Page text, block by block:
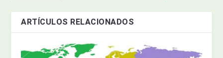
ARTÍCULOS RELACIONADOS